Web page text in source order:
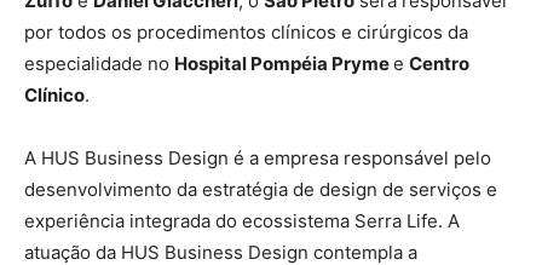
por todos os procedimentos clínicos e cirúrgicos da
especialidade no Hospital Pompéia Prymee Centro
Clínico.
A HUS Business Design é a empresa responsável pelo
desenvolvimento da estratégia de design de serviços e
experiência integrada do ecossistema Serra Life. A
atuação da HUS Business Design contempla a